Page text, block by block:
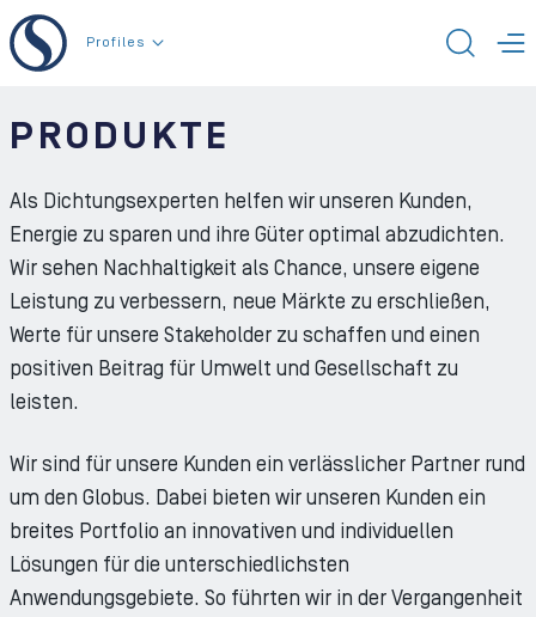
Zum Inhalt der Seite
Profiles
PRODUKTE
Als Dichtungsexperten helfen wir unseren Kunden,
Energie zu sparen und ihre Güter optimal abzudichten.
Wir sehen Nachhaltigkeit als Chance, unsere eigene
Leistung zu verbessern, neue Märkte zu erschließen,
Werte für unsere Stakeholder zu schaffen und einen
positiven Beitrag für Umwelt und Gesellschaft zu
leisten.
Wir sind für unsere Kunden ein verlässlicher Partner rund
um den Globus. Dabei bieten wir unseren Kunden ein
breites Portfolio an innovativen und individuellen
Lösungen für die unterschiedlichsten
Anwendungsgebiete. So führten wir in der Vergangenheit